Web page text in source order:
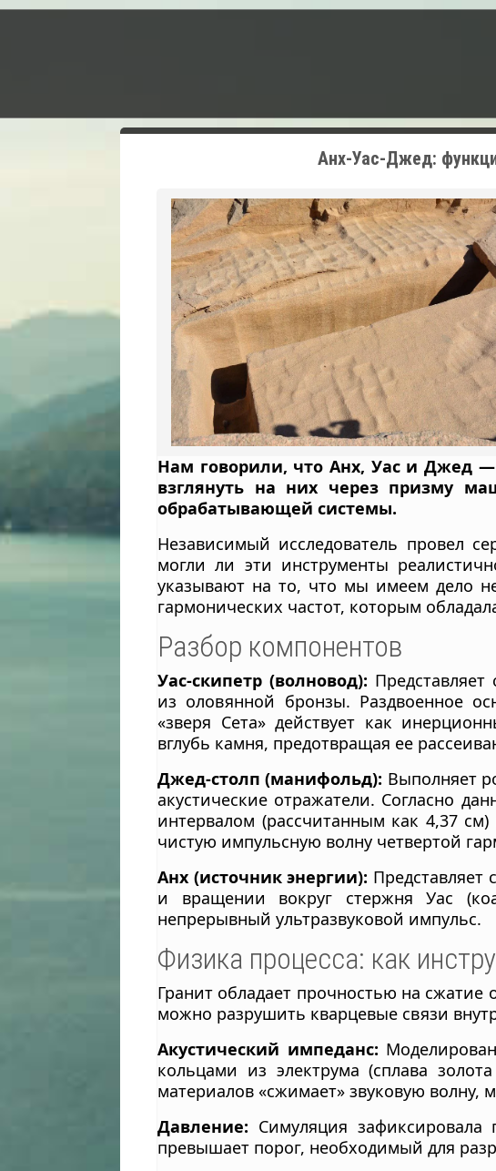
Анх-Уас-Джед:
Нам говорили, что Анх, Уас и Джед
взглянуть на них через призму
обрабатывающей системы.
Независимый исследователь провел
могли ли эти инструменты
указывают на то, что мы имеем дело
гармонических частот, которым
Разбор компонентов
Уас-скипетр (волновод):
из оловянной бронзы. Раздвоенное
«зверя Сета» действует как
вглубь камня, предотвращая ее
Джед-столп (манифольд): Выполняет
акустические отражатели. Согласно
интервалом (рассчитанным как 4,37
чистую импульсную волну четвертой
Анх (источник энергии): Представляет
и вращении вокруг стержня Уас
непрерывный ультразвуковой импульс.
Физика процесса: как
Гранит обладает прочностью на
можно разрушить кварцевые связи
Акустический импеданс:
кольцами из электрума (сплава
материалов «сжимает» звуковую волну,
Давление: Симуляция
превышает порог, необходимый для